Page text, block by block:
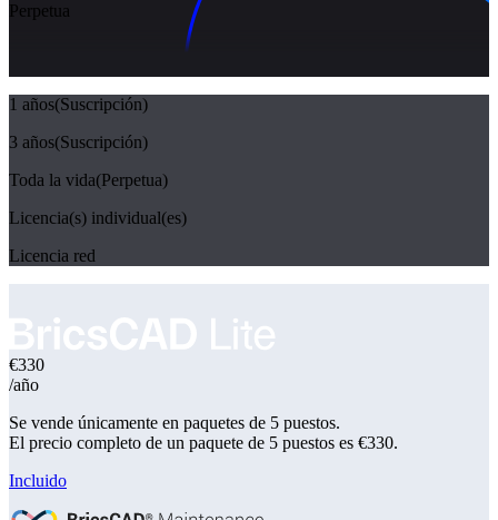
Perpetua
1 años(Suscripción)
3 años(Suscripción)
Toda la vida(Perpetua)
Licencia(s) individual(es)
Licencia red
€330
/año
Se vende únicamente en paquetes de 5 puestos.
El precio completo de un paquete de 5 puestos es €330.
Incluido